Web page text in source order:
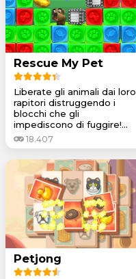
Rescue My Pet
Liberate gli animali dai loro
rapitori distruggendo i
blocchi che gli
impediscono di fuggire!...
18.407
Petjong